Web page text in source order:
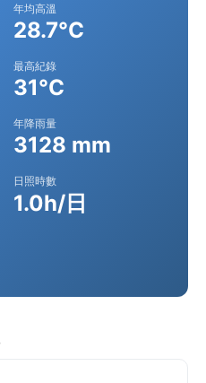
年均高溫
28.7°C
最高紀錄
31°C
年降雨量
3128 mm
日照時數
1.0h/日